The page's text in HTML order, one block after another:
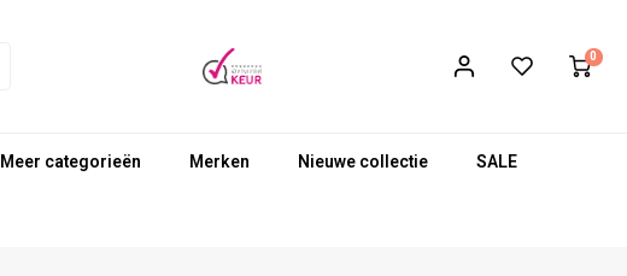
0
Meer categorieën Merken Nieuwe collectie SALE